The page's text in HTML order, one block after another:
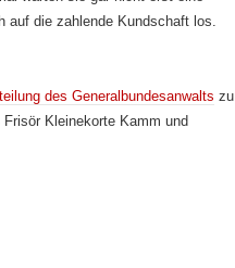
auf die zahlende Kundschaft los.
des Generalbundesanwalts zu
Kleinekorte Kamm und